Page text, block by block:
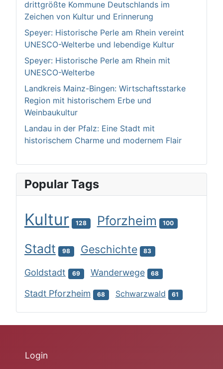
drittgrößte Kommune Deutschlands im
Zeichen von Kultur und Erinnerung
Speyer: Historische Perle am Rhein vereint
UNESCO-Welterbe und lebendige Kultur
Speyer: Historische Perle am Rhein mit
UNESCO-Welterbe
Landkreis Mainz-Bingen: Wirtschaftsstarke
Region mit historischem Erbe und
Weinbaukultur
Landau in der Pfalz: Eine Stadt mit
historischem Charme und modernem Flair
Popular Tags
Kultur 128 Pforzheim 100
Stadt 98 Geschichte 83
Goldstadt 69 Wanderwege 68
Stadt Pforzheim 68 Schwarzwald 61
Login